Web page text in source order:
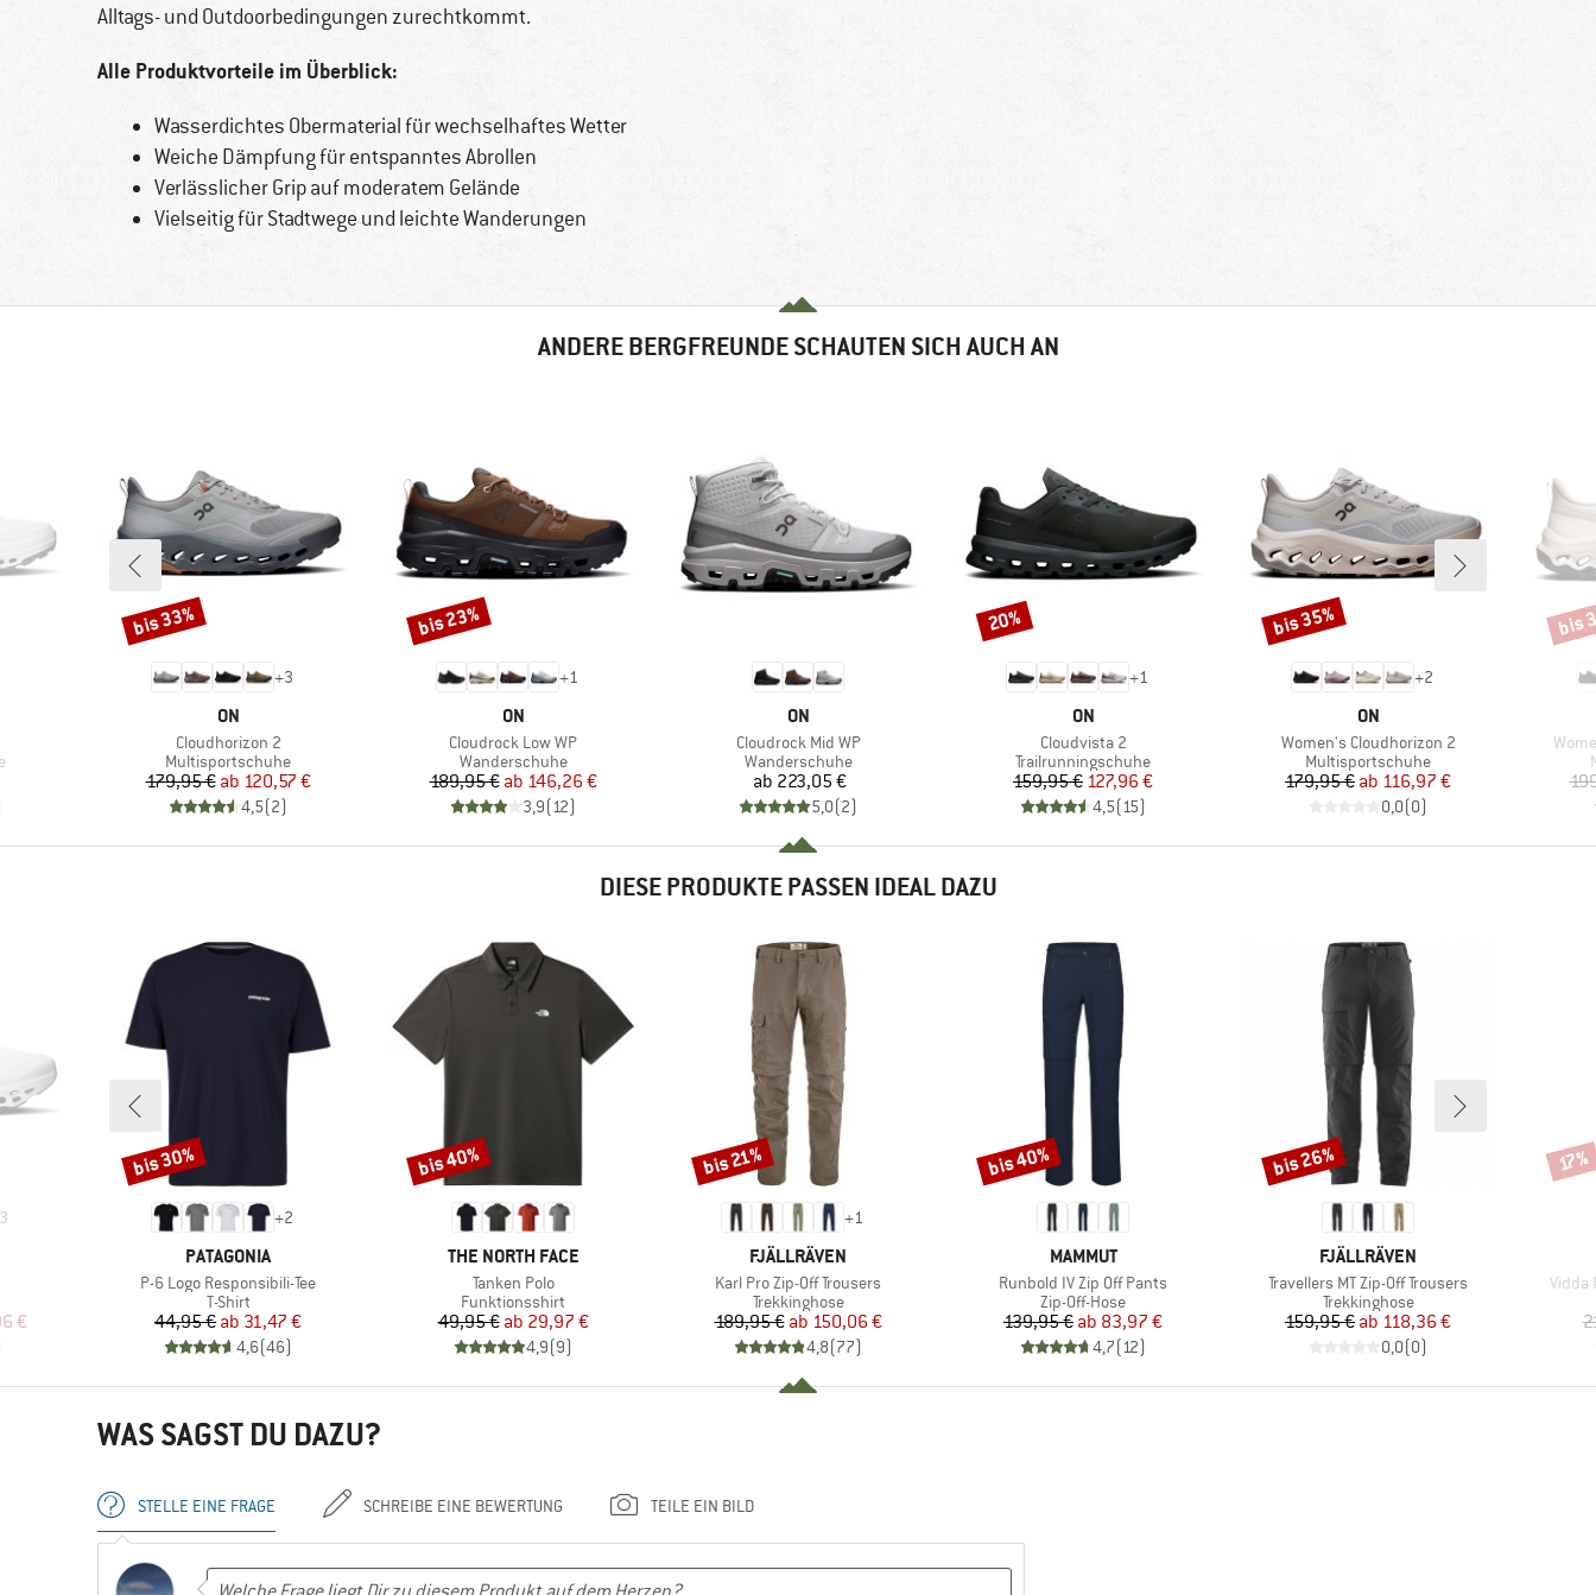
Alltags- und Outdoorbedingungen zurechtkommt.
Alle Produktvorteile im Überblick:
Wasserdichtes Obermaterial für wechselhaftes Wetter
Weiche Dämpfung für entspanntes Abrollen
Verlässlicher Grip auf moderatem Gelände
Vielseitig für Stadtwege und leichte Wanderungen
ANDERE BERGFREUNDE SCHAUTEN SICH AUCH AN
+3
MARKE
ON
Artikel
Cloudhorizon 2
Produktgruppe
Multisportschuhe
Preis
179,95 € reduzierter Preis
ab 120,57 €
4,5(2)
Rabatt
bis 33%
+1
MARKE
ON
Artikel
Cloudrock Low WP
Produktgruppe
Wanderschuhe
Preis
189,95 € reduzierter Preis
ab 146,26 €
3,9(12)
Rabatt
bis 23%
MARKE
ON
Artikel
Cloudrock Mid WP
Produktgruppe
Wanderschuhe
Preis
ab 223,05 €
5,0(2)
+1
MARKE
ON
Artikel
Cloudvista 2
Produktgruppe
Trailrunningschuhe
Preis
159,95 €reduzierter Preis
127,96 €
4,5(15)
Rabatt
20%
+2
MARKE
ON
Artikel
Women's Cloudhorizon 2
Produktgruppe
Multisportschuhe
Preis
179,95 € reduzierter Preis
ab 116,97 €
0,0(0)
Rabatt
bis 35%
Artikel
bis
DIESE PRODUKTE PASSEN IDEAL DAZU
3
Preis
€
+2
MARKE
PATAGONIA
Artikel
P-6 Logo Responsibili-Tee
Produktgruppe
T-Shirt
Preis
44,95 € reduzierter Preis
ab 31,47 €
4,6(46)
Rabatt
bis 30%
MARKE
THE NORTH FACE
Artikel
Tanken Polo
Produktgruppe
Funktionsshirt
Preis
49,95 € reduzierter Preis
ab 29,97 €
4,9(9)
Rabatt
bis 40%
+1
MARKE
FJÄLLRÄVEN
Artikel
Karl Pro Zip-Off Trousers
Produktgruppe
Trekkinghose
Preis
189,95 € reduzierter Preis
ab 150,06 €
4,8(77)
Rabatt
bis 21%
MARKE
MAMMUT
Artikel
Runbold IV Zip Off Pants
Produktgruppe
Zip-Off-Hose
Preis
139,95 € reduzierter Preis
ab 83,97 €
4,7(12)
Rabatt
bis 40%
MARKE
FJÄLLRÄVEN
Artikel
Travellers MT Zip-Off Trousers
Produktgruppe
Trekkinghose
Preis
159,95 € reduzierter Preis
ab 118,36 €
0,0(0)
Rabatt
bis 26%
Artikel
Vidda
17%
WAS SAGST DU DAZU?
STELLE EINE FRAGE SCHREIBE EINE BEWERTUNG TEILE EIN BILD